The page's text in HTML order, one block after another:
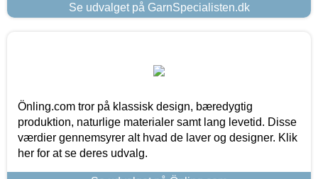
Se udvalget på GarnSpecialisten.dk
Önling.com tror på klassisk design, bæredygtig
produktion, naturlige materialer samt lang levetid. Disse
værdier gennemsyrer alt hvad de laver og designer. Klik
her for at se deres udvalg.